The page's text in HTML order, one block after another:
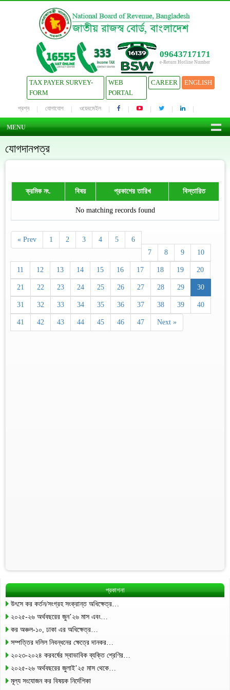
09643717171
e-Return Hotline Number
TAX PAYER SURVEY-
FORM
WEB
PORTAL
CAREER ENGLISH
প্রশ্ন যোগাযোগ ওয়েবমেইল
MENU
যোগদানপত্র
ক্রমিক নং. বিষয় প্রকাশের তারিখ বিস্তারিত
No matching records found
« Prev 1 2 3 4 5
6
7
8 9 10
11 12 13 14 15 16 17 18 19 20
21 22 23 24 25 26 27 28 29 30
31 32 33 34 35 36 37 38 39 40
41 42 43 44 45 46 47 Next »
প্রকাশনা
উৎসে কর কর্তন/সংগ্রহ সংক্রান্ত অধিক্ষেত্র…
২০২৫-২৬ অর্থবছরের জুন’২৬ মাস এবং…
কর অঞ্চল-১০, ঢাকা এর অধিক্ষেত্র…
সম্পত্তির দলিল নিবন্ধনের ক্ষেত্রে দানকর…
২০২৩-২০২৪ করবর্ষের স্বাভাবিক ব্যক্তি শ্রেণির…
২০২৫-২৬ অর্থবছরের জুলাই’২৫ মাস থেকে…
মূল্য সংযোজন কর বিষয়ক নির্দেশিকা